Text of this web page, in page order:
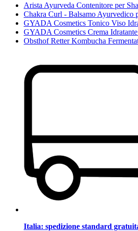
Arista Ayurveda Contenitore per
Chakra Curl - Balsamo Ayurvedico
GYADA Cosmetics Tonico Viso
GYADA Cosmetics Crema
Obsthof Retter Kombucha
Italia: spedizione standard